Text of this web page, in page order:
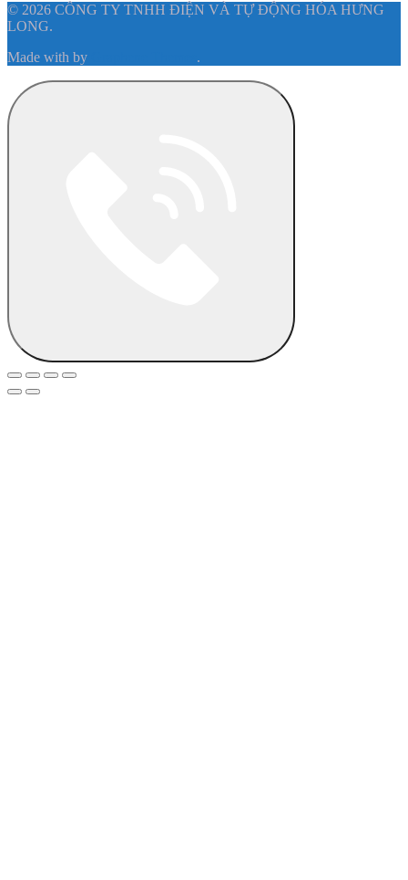
© 2026 CÔNG TY TNHH ĐIỆN VÀ TỰ ĐỘNG HÓA HƯNG
LONG.
Made with by .